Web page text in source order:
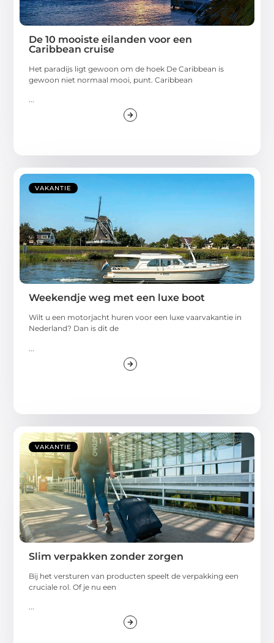
De 10 mooiste eilanden voor een
Caribbean cruise
Het paradijs ligt gewoon om de hoek De Caribbean is
gewoon niet normaal mooi, punt. Caribbean
...
VAKANTIE
Weekendje weg met een luxe boot
Wilt u een motorjacht huren voor een luxe vaarvakantie in
Nederland? Dan is dit de
VAKANTIE
Slim verpakken zonder zorgen
Bij het versturen van producten speelt de verpakking een
cruciale rol. Of je nu een
...